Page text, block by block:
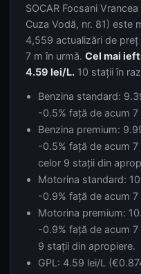
SOCAR Focsani
Cuza Vodă, nr. 81) este
4,559 actualizări de
7 m în urmă. Cel mai
4.59 lei/L. 10 stații în
Benzina standard:
-0.5% față de acum 7
Benzina premium:
-0.5% față de acum
celor 9 stații din
Motorina standard:
-0.9% față de acum 7
Motorina premium:
-0.9% față de acum
9 stații din apropiere.
GPL: 4.59 lei/L